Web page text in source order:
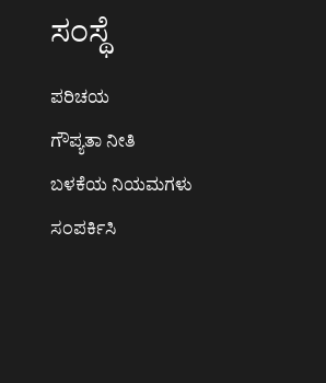
ಸಂಸ್ಥೆ
ಪರಿಚಯ
ಗೌಪ್ಯತಾ ನೀತಿ
ಬಳಕೆಯ ನಿಯಮಗಳು
ಸಂಪರ್ಕಿಸಿ